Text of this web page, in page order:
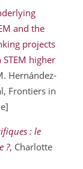
and the
projects
higher
Hernández-
Frontiers in
: le
?, Charlotte